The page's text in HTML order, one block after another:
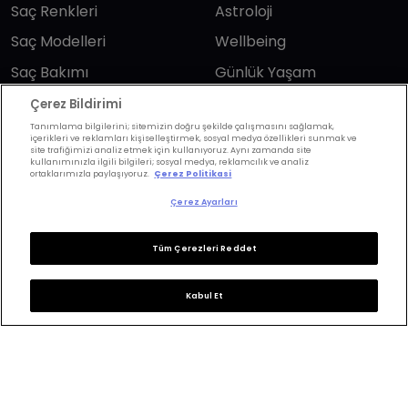
Saç Renkleri
Saç Modelleri
Saç Bakımı
Saç Kesimi
Erkek Saç
Kuaförler
Astroloji
Wellbeing
Günlük Yaşam
Yükselen Burç
Hesaplama
Çerez Bildirimi
Tanımlama bilgilerini; sitemizin doğru şekilde çalışmasını sağlamak,
içerikleri ve reklamları kişiselleştirmek, sosyal medya özellikleri sunmak ve
site trafiğimizi analiz etmek için kullanıyoruz. Aynı zamanda site
kullanımınızla ilgili bilgileri; sosyal medya, reklamcılık ve analiz
ortaklarımızla paylaşıyoruz. Çerez Politikasi
Çerez Ayarları
Tüm Çerezleri Reddet
Kabul Et